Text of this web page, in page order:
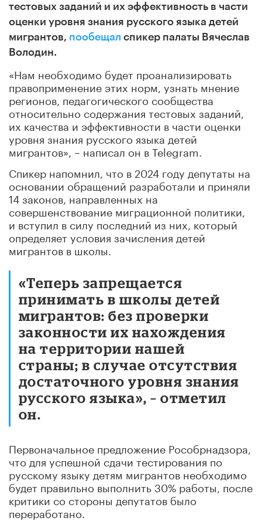
тестовых заданий и их эффективность в части
оценки уровня знания русского языка детей
мигрантов, пообещал спикер палаты Вячеслав
Володин.
«Нам необходимо будет проанализировать
правоприменение этих норм, узнать мнение
регионов, педагогического сообщества
относительно содержания тестовых заданий,
их качества и эффективности в части оценки
уровня знания русского языка детей
мигрантов», – написал он в Telegram.
Спикер напомнил, что в 2024 году депутаты на
основании обращений разработали и приняли
14 законов, направленных на
совершенствование миграционной политики,
и вступил в силу последний из них, который
определяет условия зачисления детей
мигрантов в школы.
«Теперь запрещается
принимать в школы детей
мигрантов: без проверки
законности их нахождения
на территории нашей
страны; в случае отсутствия
достаточного уровня знания
русского языка», – отметил
он.
Первоначальное предложение Рособрнадзора,
что для успешной сдачи тестирования по
русскому языку детям мигрантов необходимо
будет правильно выполнить 30% работы, после
критики со стороны депутатов было
переработано.